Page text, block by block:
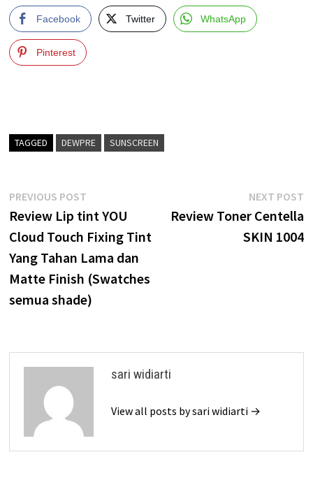
Facebook Twitter WhatsApp
Pinterest
TAGGED DEWPRE SUNSCREEN
Post
navigation
PREVIOUS POSTPrevious
post:
Review Lip tint YOU
Cloud Touch Fixing Tint
Yang Tahan Lama dan
Matte Finish (Swatches
semua shade)
NEXT POST
Review Toner Centella
SKIN 1004
sari widiarti
View all posts by sari widiarti →